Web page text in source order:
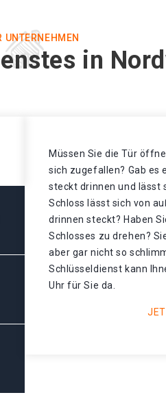
UNTERNEHMEN
in
Müssen Sie die Tür
sich zugefallen? Gab es
steckt drinnen und lässt
Schloss lässt sich von
drinnen steckt? Haben
Schlosses zu drehen?
aber gar nicht so
Schlüsseldienst kann
Uhr für Sie da.